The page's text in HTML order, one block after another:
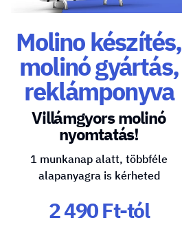
Molino készítés,
molinó gyártás,
reklámponyva
Villámgyors molinó
nyomtatás!
1 munkanap alatt, többféle
alapanyagra is kérheted
2 490 Ft-tól